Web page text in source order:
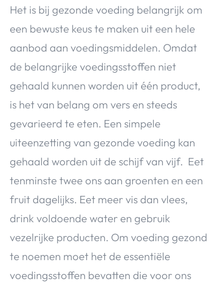
Het is bij gezonde voeding belangrijk om
een bewuste keus te maken uit een hele
aanbod aan voedingsmiddelen. Omdat
de belangrijke voedingsstoffen niet
gehaald kunnen worden uit één product,
is het van belang om vers en steeds
gevarieerd te eten. Een simpele
uiteenzetting van gezonde voeding kan
gehaald worden uit de schijf van vijf. Eet
tenminste twee ons aan groenten en een
fruit dagelijks. Eet meer vis dan vlees,
drink voldoende water en gebruik
vezelrijke producten. Om voeding gezond
te noemen moet het de essentiële
voedingsstoffen bevatten die voor ons